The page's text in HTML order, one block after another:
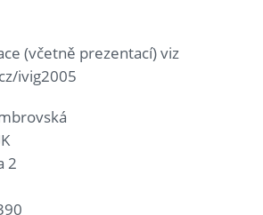
(včetně prezentací) viz
ivig2005
2